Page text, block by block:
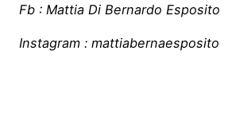
Fb : Mattia Di Bernardo Esposito
Instagram : mattiabernaesposito